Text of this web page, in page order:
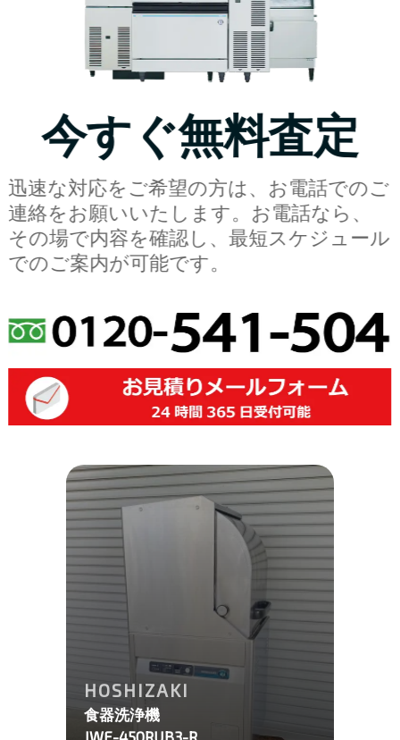
今すぐ無料査定
迅速な対応をご希望の方は、お電話でのご
連絡をお願いいたします。お電話なら、
その場で内容を確認し、最短スケジュール
でのご案内が可能です。
HOSHIZAKI
食器洗浄機
JWE-450RUB3-R